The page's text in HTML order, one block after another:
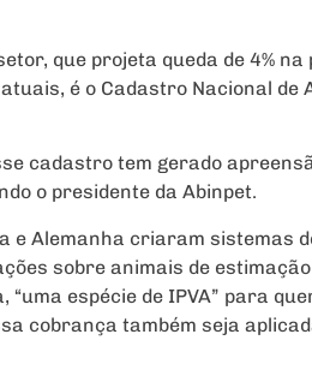
que projeta queda de 4%
é o Cadastro Nacional de
cadastro tem gerado
o presidente da Abinpet.
e Alemanha criaram sistemas
sobre animais de
“uma espécie de IPVA” para
cobrança também seja